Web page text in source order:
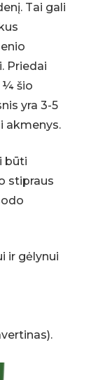
Tai gali
Priedai
¼ šio
yra 3-5
akmenys.
būti
stipraus
ir gėlynui